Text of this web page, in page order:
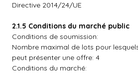
Directive 2014/24/UE
2.1.5 Conditions du marché public
Conditions de soumission:
Nombre maximal de lots pour
peut présenter une offre: 4
Conditions du marché: